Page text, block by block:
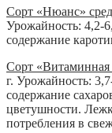
Сорт «Нюанс»
Урожайность: 4,2-
содержание
Сорт «Витаминная
г. Урожайность:
содержание
цветушности.
потребления в